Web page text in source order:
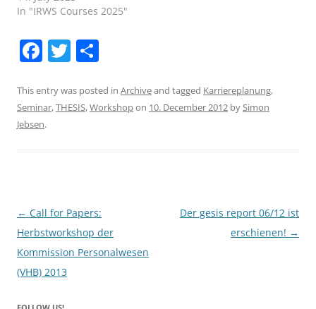
In "IRWS Courses 2025"
F
c
e
k
T
itt
er
ar
e
This entry was posted in Archiveand tagged Karriereplanung,
Seminar,THESIS,Workshopon 10. December 2012 bySimon
Jebsen.
Post
navigation
← Call for Papers:
Herbstworkshop der
Kommission Personalwesen
(VHB) 2013
Der gesis report 06/12 ist
erschienen! →